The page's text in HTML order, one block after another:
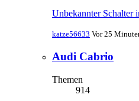
Unbekannter Schalter
katze56633 Vor 25
Audi Cabrio
Themen
914